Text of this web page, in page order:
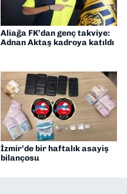
Aliağa FK’dan genç takviye:
Adnan Aktaş kadroya katıldı
İzmir’de bir haftalık asayiş
bilançosu